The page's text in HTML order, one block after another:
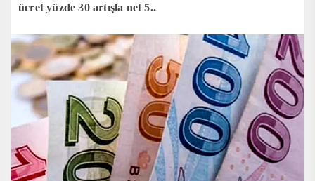
ücret yüzde 30 artışla net 5..